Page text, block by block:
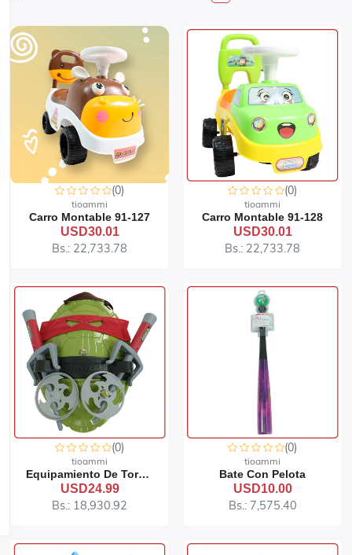
(0)
tioammi
Carro Montable 91-127
USD30.01
Bs.: 22,733.78
(0)
tioammi
Carro Montable 91-128
USD30.01
Bs.: 22,733.78
(0)
tioammi
Equipamiento De Tortuga Ninja
USD24.99
Bs.: 18,930.92
(0)
tioammi
Bate Con Pelota
USD10.00
Bs.: 7,575.40